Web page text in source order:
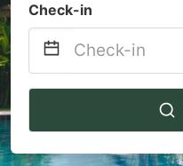
Check-in
Navigate
to